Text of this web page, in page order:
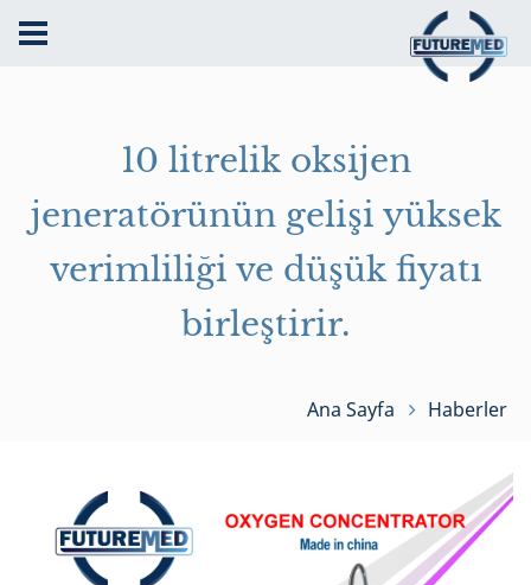
10 litrelik oksijen
jeneratörünün gelişi yüksek
verimliliği ve düşük fiyatı
birleştirir.
Ana Sayfa Haberler